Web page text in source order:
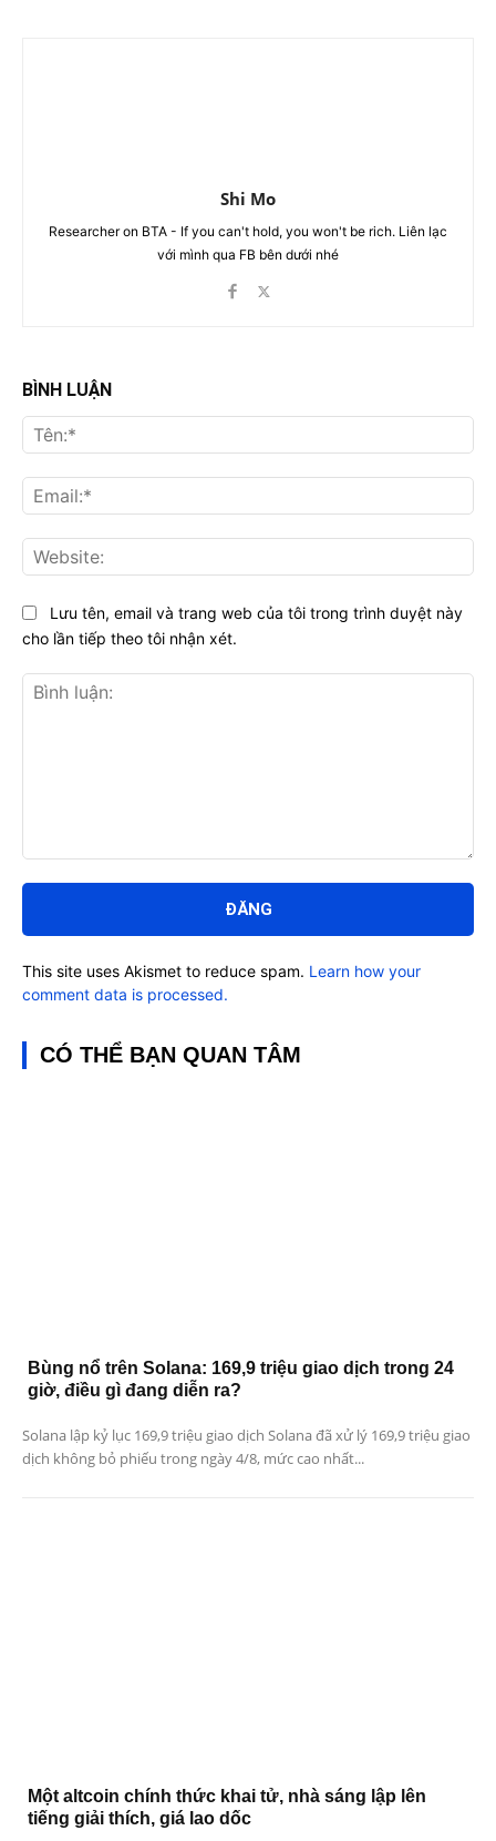
Shi Mo
Researcher on BTA - If you can't hold, you won't be rich. Liên lạc
với mình qua FB bên dưới nhé
BÌNH LUẬN
luận:
Lưu tên, email và trang web của tôi trong trình duyệt này
cho lần tiếp theo tôi nhận xét.
This site uses Akismet to reduce spam. Learn how your
comment data is processed.
CÓ THỂ BẠN QUAN TÂM
Bùng nổ trên Solana: 169,9 triệu giao dịch trong 24
giờ, điều gì đang diễn ra?
Solana lập kỷ lục 169,9 triệu giao dịch Solana đã xử lý 169,9 triệu giao
dịch không bỏ phiếu trong ngày 4/8, mức cao nhất...
Một altcoin chính thức khai tử, nhà sáng lập lên
tiếng giải thích, giá lao dốc